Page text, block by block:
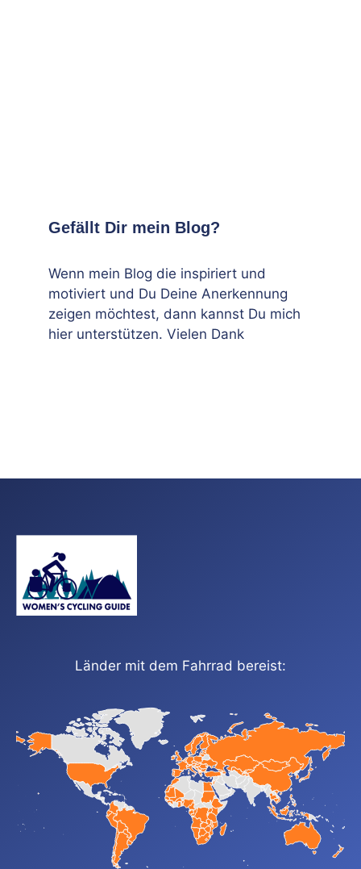
Gefällt Dir mein Blog?
Wenn mein Blog die inspiriert und
motiviert und Du Deine Anerkennung
zeigen möchtest, dann kannst Du mich
hier unterstützen. Vielen Dank
Länder mit dem Fahrrad bereist: